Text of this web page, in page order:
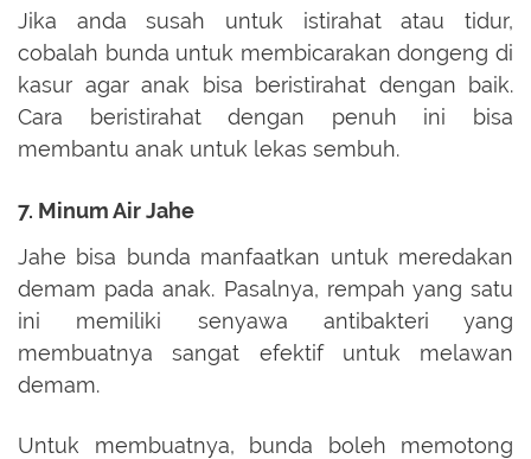
Jika anda susah untuk istirahat atau tidur,
cobalah bunda untuk membicarakan dongeng di
kasur agar anak bisa beristirahat dengan baik.
Cara beristirahat dengan penuh ini bisa
membantu anak untuk lekas sembuh.
7. Minum Air Jahe
Jahe bisa bunda manfaatkan untuk meredakan
demam pada anak. Pasalnya, rempah yang satu
ini memiliki senyawa antibakteri yang
membuatnya sangat efektif untuk melawan
demam.
Untuk membuatnya, bunda boleh memotong